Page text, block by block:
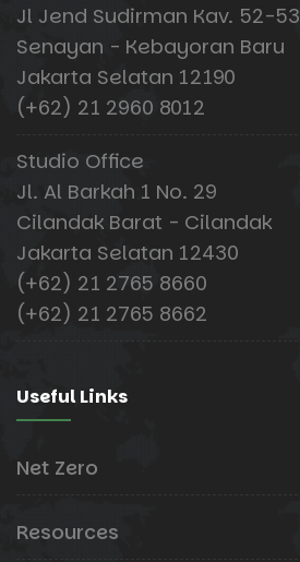
Jl Jend Sudirman Kav. 52-53
Senayan - Kebayoran Baru
Jakarta Selatan 12190
(+62) 21 2960 8012
Studio Office
Jl. Al Barkah 1 No. 29
Cilandak Barat - Cilandak
Jakarta Selatan 12430
(+62) 21 2765 8660
(+62) 21 2765 8662
Useful Links
Net Zero
Resources